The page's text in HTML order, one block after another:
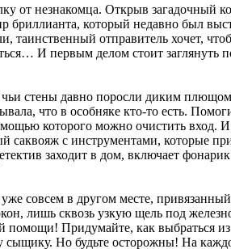
от незнакомца. Открыв загадочный
бриллианта, который недавно был
таинственный отправитель хочет,
И первым делом стоит заглянуть
стены давно поросли диким
что в особняке кто-то есть.
которого можно очистить вход. И
саквояж с инструментами, которые
заходит в дом, включает
совсем в другом месте,
лишь сквозь узкую щель под
помощи! Придумайте, как выбраться
Но будьте осторожны! На